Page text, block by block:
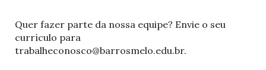
Quer fazer parte da nossa equipe? Envie o seu
currículo para
trabalheconosco@barrosmelo.edu.br.